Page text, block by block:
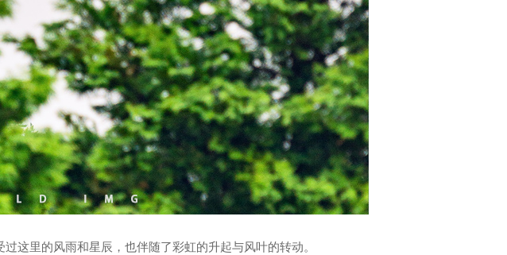
这里的风雨和星辰，也伴随了彩虹的升起与风叶的转动。